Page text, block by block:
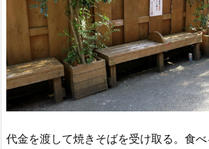
代金を渡して焼きそばを受け取る。食